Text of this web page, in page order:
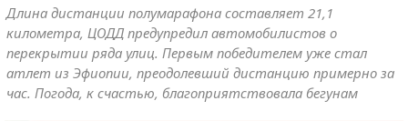
Длина дистанции полумарафона составляет 21,1
километра, ЦОДД предупредил автомобилистов о
перекрытии ряда улиц. Первым победителем уже стал
атлет из Эфиопии, преодолевший дистанцию примерно за
час. Погода, к счастью, благоприятствовала бегунам